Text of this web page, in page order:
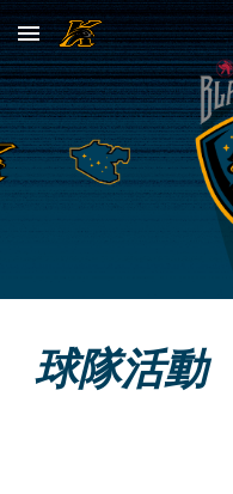
Skip to main content
球隊活動